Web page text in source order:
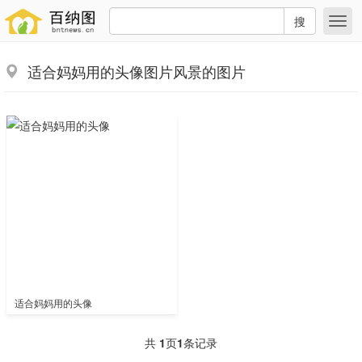
搜
适合妈妈用的头像图片风景的图片
适合妈妈用的头像
共 1页1条记录